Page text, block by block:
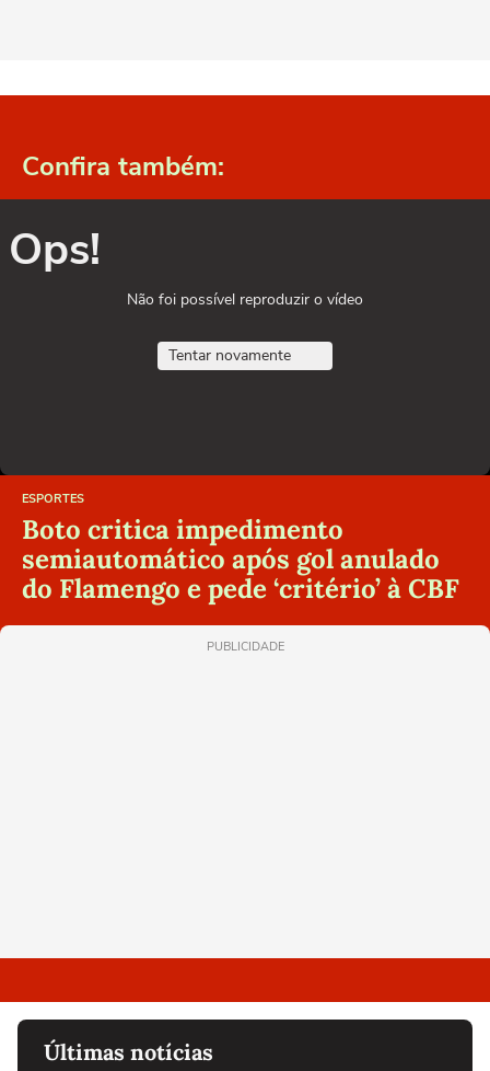
Confira também:
Ops!
Não foi possível reproduzir o vídeo
Tentar novamente
ESPORTES
Boto critica impedimento
semiautomático após gol anulado
do Flamengo e pede ‘critério’ à CBF
PUBLICIDADE
Últimas notícias